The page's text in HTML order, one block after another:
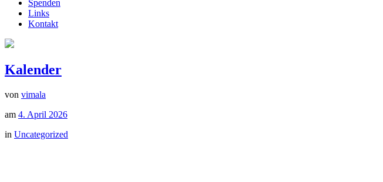
Spenden
Links
Kontakt
Kalender
von vimala
am 4. April 2026
in Uncategorized